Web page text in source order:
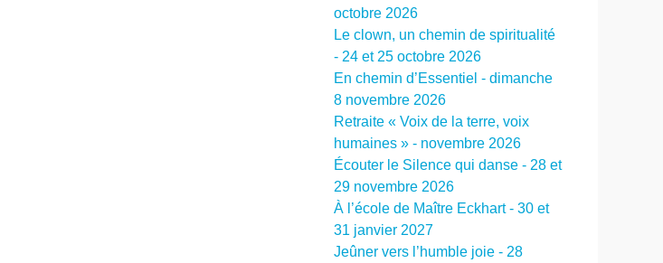
octobre 2026
Le clown, un chemin de spiritualité
- 24 et 25 octobre 2026
En chemin d’Essentiel - dimanche
8 novembre 2026
Retraite « Voix de la terre, voix
humaines » - novembre 2026
Écouter le Silence qui danse - 28 et
29 novembre 2026
À l’école de Maître Eckhart - 30 et
31 janvier 2027
Jeûner vers l’humble joie - 28